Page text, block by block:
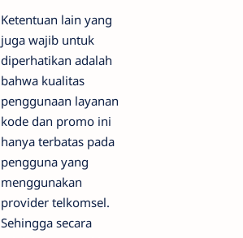
Ketentuan lain yang
juga wajib untuk
diperhatikan adalah
bahwa kualitas
penggunaan layanan
kode dan promo ini
hanya terbatas pada
pengguna yang
menggunakan
provider telkomsel.
Sehingga secara